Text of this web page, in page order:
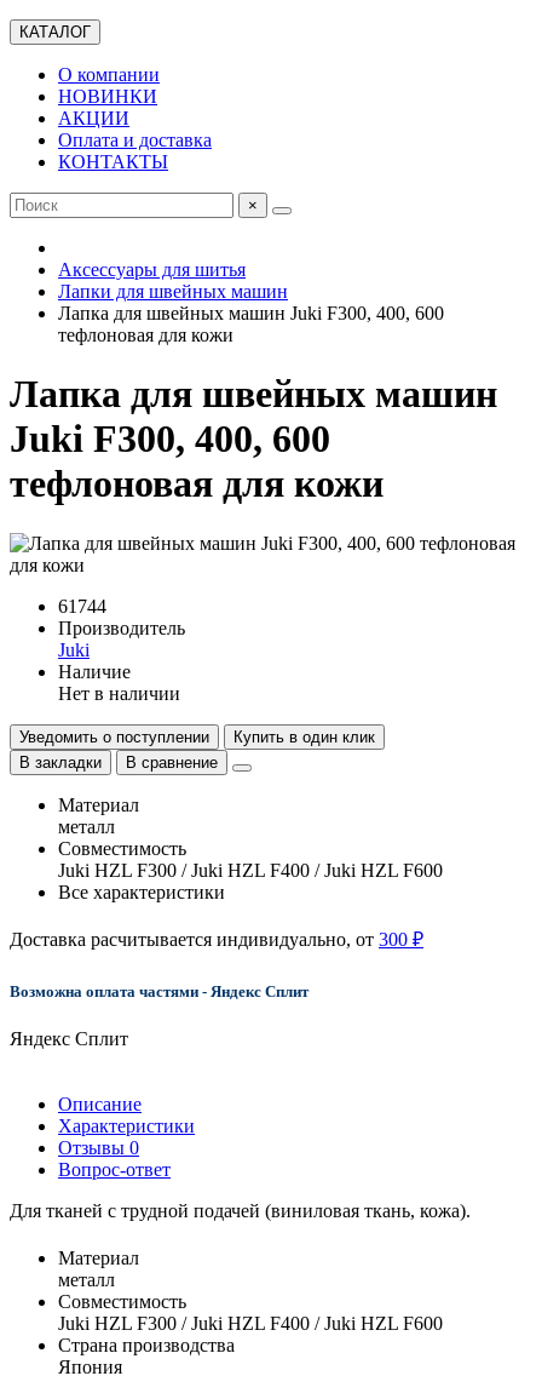
КАТАЛОГ
О компании
НОВИНКИ
АКЦИИ
Оплата и доставка
КОНТАКТЫ
×
Аксессуары для шитья
Лапки для швейных машин
Лапка для швейных машин Juki F300, 400, 600
тефлоновая для кожи
Лапка для швейных машин
Juki F300, 400, 600
тефлоновая для кожи
61744
Производитель
Juki
Наличие
Нет в наличии
Уведомить о поступлении
Купить в один клик
В закладки
В сравнение
Материал
металл
Совместимость
Juki HZL F300 / Juki HZL F400 / Juki HZL F600
Все характеристики
Доставка расчитывается индивидуально, от 300 ₽
Возможна оплата частями - Яндекс Сплит
Яндекс Сплит
Описание
Характеристики
Отзывы 0
Вопрос-ответ
Для тканей с трудной подачей (виниловая ткань, кожа).
Материал
металл
Совместимость
Juki HZL F300 / Juki HZL F400 / Juki HZL F600
Страна производства
Япония